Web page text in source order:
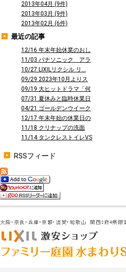
2013年04月 (9件)
2013年03月 (9件)
2013年02月 (6件)
最近の記事
12/16 年末年始休業のおし
らせ
11/03 パナソニック アラ
ウーノ...
10/27 LIXILリクシル リ...
09/29 2023年10月よりス
タ...
09/19 大ヒットドラマ「何
曜日に...
07/31 夏休みと臨時休業日
のお知...
04/21 ゴールデンウイーク
休業の...
12/17 年末年始の休業日の
お知ら...
11/18 クリナップの洗面
台 ファ...
11/14 タンクレストイレVS
RSSフィード